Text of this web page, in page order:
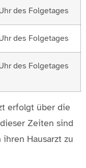
des Folgetages
des Folgetages
des Folgetages
erfolgt über die
Zeiten sind
Hausarzt zu